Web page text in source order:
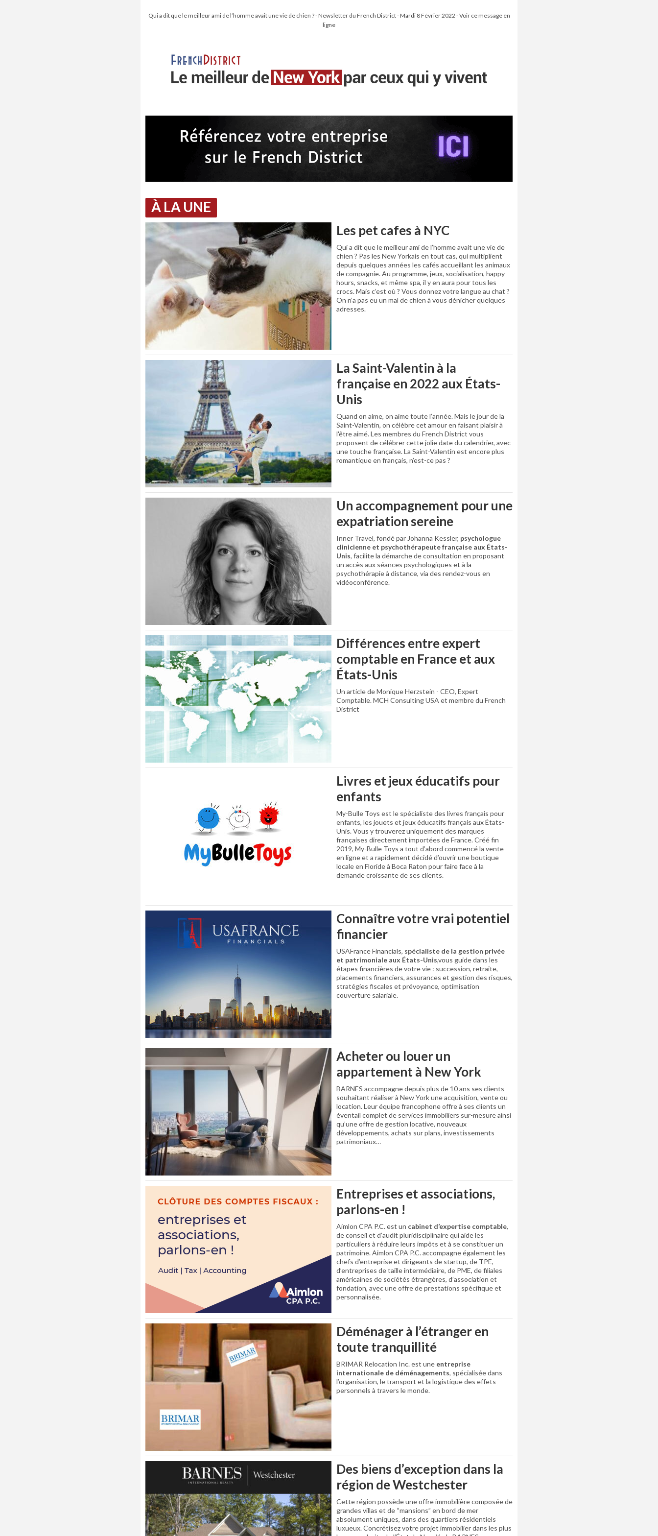
Qui a dit que le meilleur ami de l’homme avait une vie de chien ? - Newsletter du French District - Mardi 8 Février 2022 - Voir ce message en
ligne
À LA UNE
Les pet cafes à NYC
Qui a dit que le meilleur ami de l’homme avait une vie de
chien ? Pas les New Yorkais en tout cas, qui multiplient
depuis quelques années les cafés accueillant les animaux
de compagnie. Au programme, jeux, socialisation, happy
hours, snacks, et même spa, il y en aura pour tous les
crocs. Mais c’est où ? Vous donnez votre langue au chat ?
On n’a pas eu un mal de chien à vous dénicher quelques
adresses.
La Saint-Valentin à la
française en 2022 aux États-
Unis
Quand on aime, on aime toute l’année. Mais le jour de la
Saint-Valentin, on célèbre cet amour en faisant plaisir à
l'être aimé. Les membres du French District vous
proposent de célébrer cette jolie date du calendrier, avec
une touche française. La Saint-Valentin est encore plus
romantique en français, n’est-ce pas ?
Un accompagnement pour une
expatriation sereine
Inner Travel, fondé par Johanna Kessler, psychologue
clinicienne et psychothérapeute française aux États-
Unis, facilite la démarche de consultation en proposant
un accès aux séances psychologiques et à la
psychothérapie à distance, via des rendez-vous en
vidéoconférence.
Différences entre expert
comptable en France et aux
États-Unis
Un article de Monique Herzstein - CEO, Expert
Comptable. MCH Consulting USA et membre du French
District
Livres et jeux éducatifs pour
enfants
My-Bulle Toys est le spécialiste des livres français pour
enfants, les jouets et jeux éducatifs français aux États-
Unis. Vous y trouverez uniquement des marques
françaises directement importées de France. Créé fin
2019, My-Bulle Toys a tout d’abord commencé la vente
en ligne et a rapidement décidé d’ouvrir une boutique
locale en Floride à Boca Raton pour faire face à la
demande croissante de ses clients.
Connaître votre vrai potentiel
financier
USAFrance Financials, spécialiste de la gestion privée
et patrimoniale aux États-Unis,vous guide dans les
étapes financières de votre vie : succession, retraite,
placements financiers, assurances et gestion des risques,
stratégies fiscales et prévoyance, optimisation
couverture salariale.
Acheter ou louer un
appartement à New York
BARNES accompagne depuis plus de 10 ans ses clients
souhaitant réaliser à New York une acquisition, vente ou
location. Leur équipe francophone offre à ses clients un
éventail complet de services immobiliers sur-mesure ainsi
qu’une offre de gestion locative, nouveaux
développements, achats sur plans, investissements
patrimoniaux…
Entreprises et associations,
parlons-en !
Aimlon CPA P.C. est un cabinet d’expertise comptable,
de conseil et d’audit pluridisciplinaire qui aide les
particuliers à réduire leurs impôts et à se constituer un
patrimoine. Aimlon CPA P.C. accompagne également les
chefs d’entreprise et dirigeants de startup, de TPE,
d’entreprises de taille intermédiaire, de PME, de filiales
américaines de sociétés étrangères, d’association et
fondation, avec une offre de prestations spécifique et
personnalisée.
Déménager à l’étranger en
toute tranquillité
BRIMAR Relocation Inc. est une entreprise
internationale de déménagements, spécialisée dans
l’organisation, le transport et la logistique des effets
personnels à travers le monde.
Des biens d’exception dans la
région de Westchester
Cette région possède une offre immobilière composée de
grandes villas et de “mansions” en bord de mer
absolument uniques, dans des quartiers résidentiels
luxueux. Concrétisez votre projet immobilier dans les plus